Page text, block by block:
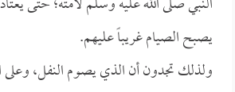
يصبح الصيام غريباً عليهم.
ولذلك تجدون أن الذي يصوم النفل، وعلى